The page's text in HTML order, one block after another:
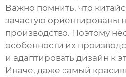
Важно помнить, что
зачастую ориентированы
производство. Поэтому
особенности их
и адаптировать дизайн к
Иначе, даже самый